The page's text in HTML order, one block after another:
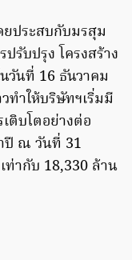
ยประสบกับมรสุม
รับปรุง โครงสร้าง
วันที่ 16 ธันวาคม
ำให้บริษัทฯเริ่มมี
ติบโตอย่างต่อ
ปี ณ วันที่ 31
ท่ากับ 18,330 ล้าน